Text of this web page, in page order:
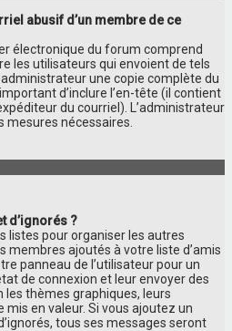
abusif d’un membre de ce
électronique du forum comprend
les utilisateurs qui envoient de tels
une copie complète du
d’inclure l’en-tête (il contient
du courriel). L’administrateur
mesures nécessaires.
d’ignorés ?
listes pour organiser les autres
membres ajoutés à votre liste d’amis
panneau de l’utilisateur pour un
de connexion et leur envoyer des
les thèmes graphiques, leurs
en valeur. Si vous ajoutez un
tous ses messages seront